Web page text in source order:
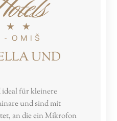
UND
ideal für kleinere
und sind mit
an die ein Mikrofon